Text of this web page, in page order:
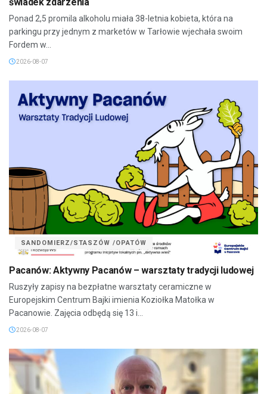
Ponad 2,5 promila alkoholu miała 38-letnia kobieta, która na
parkingu przy jednym z marketów w Tarłowie wjechała swoim
Fordem w...
2026-08-07
SANDOMIERZ/STASZÓW /OPATÓW
Pacanów: Aktywny Pacanów – warsztaty tradycji ludowej
Ruszyły zapisy na bezpłatne warsztaty ceramiczne w
Europejskim Centrum Bajki imienia Koziołka Matołka w
Pacanowie. Zajęcia odbędą się 13 i...
2026-08-07